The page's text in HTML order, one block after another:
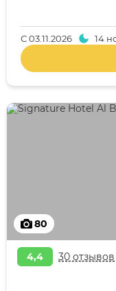
С03.11.2026 14
80
4,4 30 отзывов